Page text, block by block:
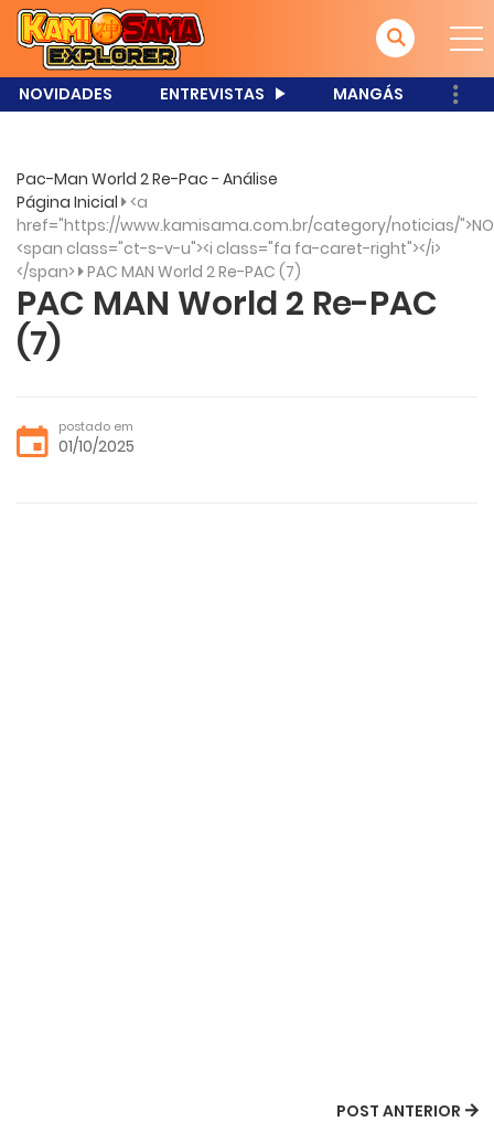
NOVIDADES ENTREVISTAS MANGÁS
Pac-Man World 2 Re-Pac - Análise
Página Inicial <a
href="https://www.kamisama.com.br/category/noticias/
<span class="ct-s-v-u"><i class="fa fa-caret-right"></i>
</span> PAC MAN World 2 Re-PAC (7)
PAC MAN World 2 Re-PAC
(7)
postado em
01/10/2025
POST ANTERIOR